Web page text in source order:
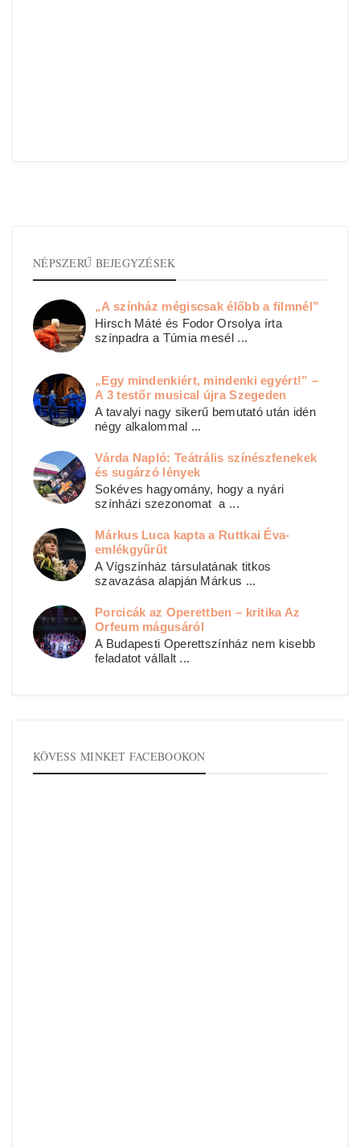
NÉPSZERŰ BEJEGYZÉSEK
„A színház mégiscsak élőbb a filmnél”
Hirsch Máté és Fodor Orsolya írta
színpadra a Túmia mesél ...
„Egy mindenkiért, mindenki egyért!” –
A 3 testőr musical újra Szegeden
A tavalyi nagy sikerű bemutató után idén
négy alkalommal ...
Várda Napló: Teátrális színészfenekek
és sugárzó lények
Sokéves hagyomány, hogy a nyári
színházi szezonomat a ...
Márkus Luca kapta a Ruttkai Éva-
emlékgyűrűt
A Vígszínház társulatának titkos
szavazása alapján Márkus ...
Porcicák az Operettben – kritika Az
Orfeum mágusáról
A Budapesti Operettszínház nem kisebb
feladatot vállalt ...
KÖVESS MINKET FACEBOOKON